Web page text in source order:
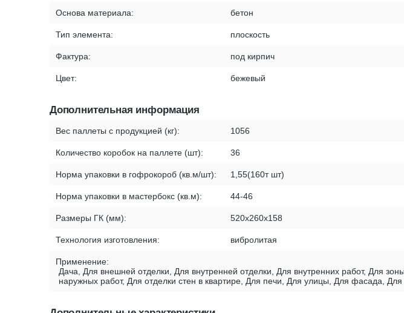
Основа материала: бетон
Тип элемента: плоскость
Фактура: под кирпич
Цвет: бежевый
Дополнительная информация
Вес паллеты с продукцией (кг): 1056
Количество коробок на паллете (шт): 36
Норма упаковки в гофрокороб (кв.м/шт): 1,55(160т шт)
Норма упаковки в мастербокс (кв.м): 44-46
Размеры ГК (мм): 520х260х158
Технология изготовления: вибролитая
Применение:
Дача, Для внешней отделки, Для внутренней отделки, Для внутренних работ, Для
наружных работ, Для отделки стен в квартире, Для печи, Для улицы, Для фасада,